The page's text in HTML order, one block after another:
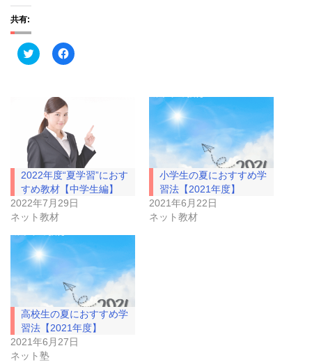
共有:
ク
リ
t
t
で
共
有
(
新
し
い
ウ
ィ
ン
ド
ウ
で
開
き
ま
す
)
F
a
共
有
す
る
に
は
ク
リ
ッ
て
く
だ
さ
い
(
新
し
い
ウ
ィ
ン
ド
ウ
2022年度“夏学習”におす
すめ教材【中学生編】
2022年7月29日
ネット教材
小学生の夏におすすめ学
習法【2021年度】
2021年6月22日
ネット教材
高校生の夏におすすめ学
習法【2021年度】
2021年6月27日
ネット塾